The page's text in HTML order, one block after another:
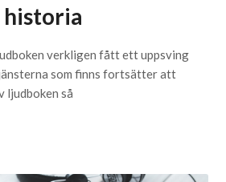
historia
verkligen fått ett uppsving
som finns fortsätter att
ljudboken så